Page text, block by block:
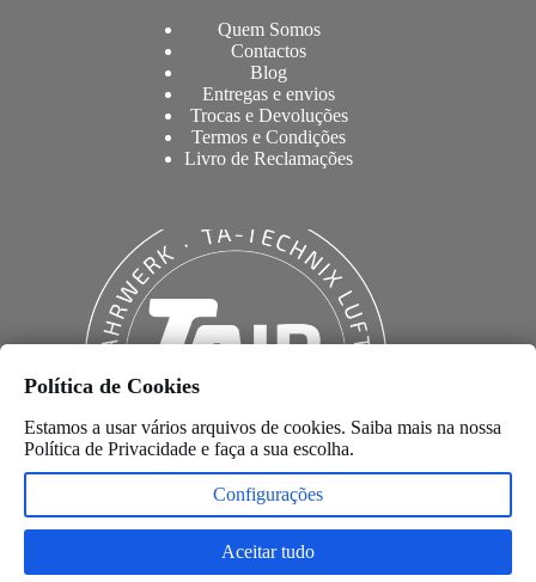
Quem Somos
Contactos
Blog
Entregas e envios
Trocas e Devoluções
Termos e Condições
Livro de Reclamações
💬 Posso ajudar?
Política de Cookies
Estamos a usar vários arquivos de cookies. Saiba mais na nossa
Política de Privacidade e faça a sua escolha.
Configurações
Aceitar tudo